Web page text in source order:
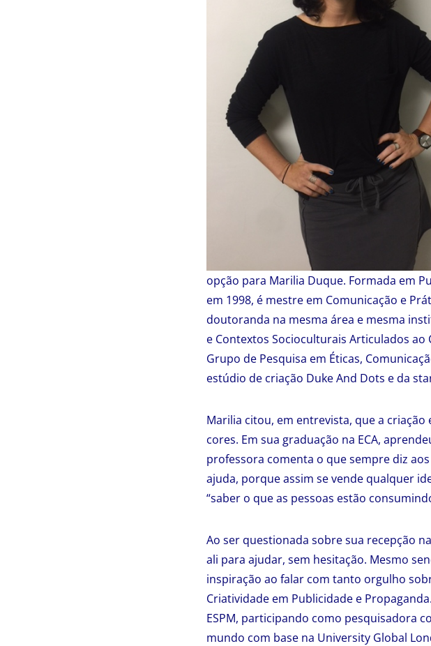
opção para Marilia Duque. Formada em
em 1998, é mestre em Comunicação e
doutoranda na mesma área e mesma
e Contextos Socioculturais Articulados
Grupo de Pesquisa em Éticas,
estúdio de criação Duke And Dots e da
Marilia citou, em entrevista, que a
cores. Em sua graduação na ECA,
professora comenta o que sempre diz
ajuda, porque assim se vende qualquer
“saber o que as pessoas estão
Ao ser questionada sobre sua recepção
ali para ajudar, sem hesitação. Mesmo
inspiração ao falar com tanto orgulho
Criatividade em Publicidade e
ESPM, participando como pesquisadora
mundo com base na University Global